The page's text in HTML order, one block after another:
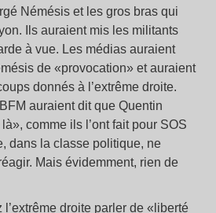
Némésis et les gros bras qui
Ils auraient mis les militants
à vue. Les médias auraient
de «provocation» et auraient
donnés à l’extrême droite.
auraient dit que Quentin
là», comme ils l’ont fait pour SOS
dans la classe politique, ne
Mais évidemment, rien de
droite parler de «liberté